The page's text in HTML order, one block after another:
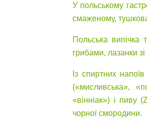
У польському
смаженому,
Польська
грибами, лазанки
Із спиртних
(«мисливська»,
«вінніак») і пиву
чорної смородини.